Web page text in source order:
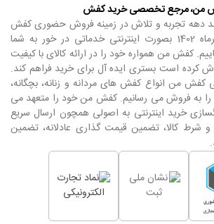
من، مرجع تخصصی خرید کفش
دهه تجربه و تلاش در زمینه فروش حضوری کفش
و ملزومات آن، از تیرماه 1402 بصورت اینترنتی خدماتی در خور به شما
کفش من همواره خود را در ارائه کالای با کیفیت
کرده است بستری ایده آل برای خرید فراهم کند.
کفش من انواع کفش های مردانه و زنانه، بچگانه،
را به فروش می رسانیم. کفش من خود را متعهد می
خرید اینترنتی به اصولی همچون ارسال سریع
و شرط کالا، تضمین قیمت گذاری عادلانه، تضمین